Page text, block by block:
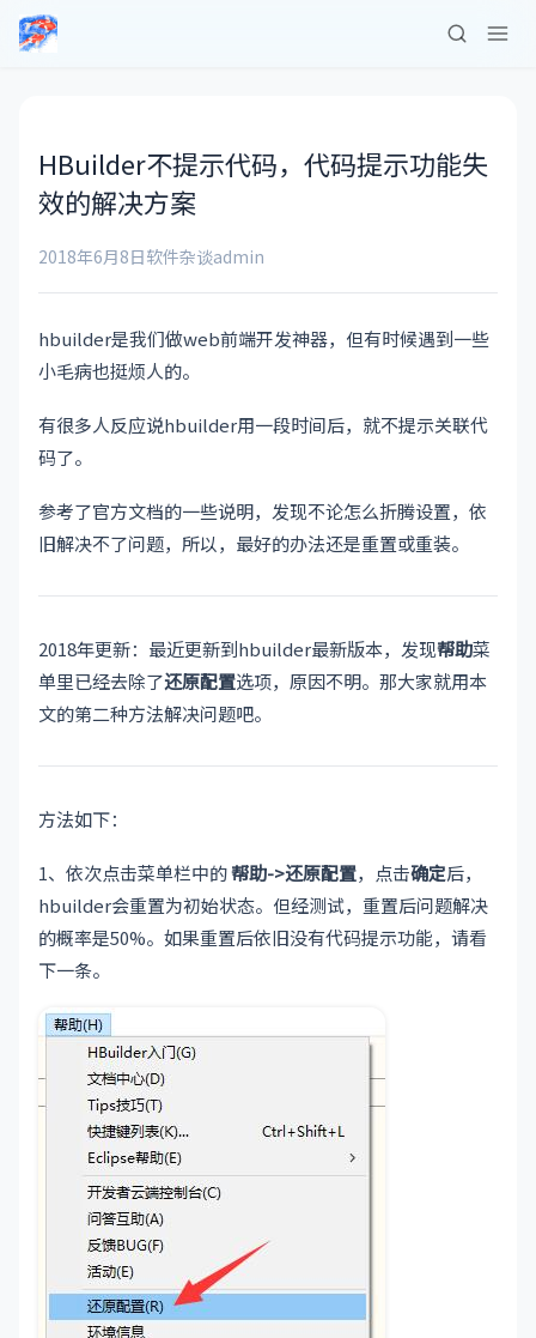
HBuilder不提示代码，代码提示功能失
效的解决方案
2018年6月8日软件杂谈admin
hbuilder是我们做web前端开发神器，但有时候遇到一些
小毛病也挺烦人的。
有很多人反应说hbuilder用一段时间后，就不提示关联代
码了。
参考了官方文档的一些说明，发现不论怎么折腾设置，依
旧解决不了问题，所以，最好的办法还是重置或重装。
2018年更新：最近更新到hbuilder最新版本，发现帮助菜
单里已经去除了还原配置选项，原因不明。那大家就用本
文的第二种方法解决问题吧。
方法如下：
1、依次点击菜单栏中的帮助->还原配置，点击确定后，
hbuilder会重置为初始状态。但经测试，重置后问题解决
的概率是50%。如果重置后依旧没有代码提示功能，请看
下一条。